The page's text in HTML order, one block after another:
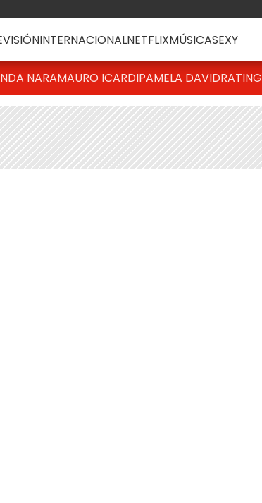
INTERNACIONALNETFLIXMÚSICASEXY
NARAMAURO ICARDIPAMELA DAVIDRATING